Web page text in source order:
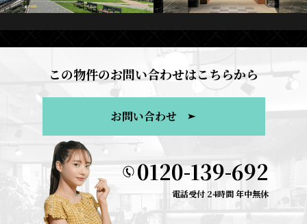
この物件のお問い合わせはこちらから
お問い合わせ
0120-139-692
電話受付 24時間 年中無休